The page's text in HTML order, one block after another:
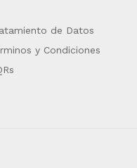
de Datos
y Condiciones